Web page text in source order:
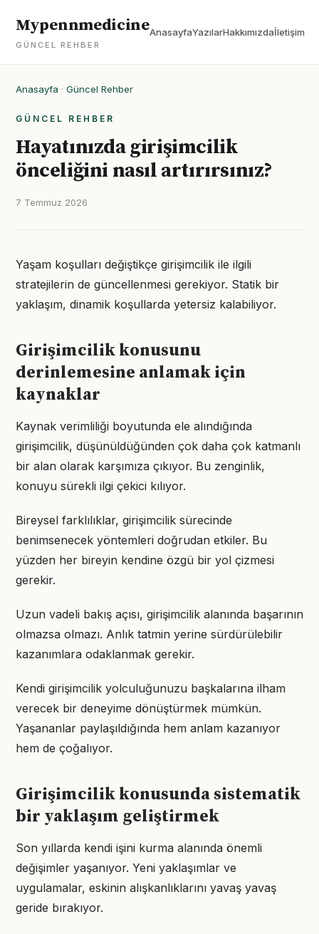
Mypennmedicine
GÜNCEL REHBER
AnasayfaYazılarHakkımızdaİletişim
Anasayfa · Güncel Rehber
GÜNCEL REHBER
Hayatınızda girişimcilik
önceliğini nasıl artırırsınız?
7 Temmuz 2026
Yaşam koşulları değiştikçe girişimcilik ile ilgili
stratejilerin de güncellenmesi gerekiyor. Statik bir
yaklaşım, dinamik koşullarda yetersiz kalabiliyor.
Girişimcilik konusunu
derinlemesine anlamak için
kaynaklar
Kaynak verimliliği boyutunda ele alındığında
girişimcilik, düşünüldüğünden çok daha çok katmanlı
bir alan olarak karşımıza çıkıyor. Bu zenginlik,
konuyu sürekli ilgi çekici kılıyor.
Bireysel farklılıklar, girişimcilik sürecinde
benimsenecek yöntemleri doğrudan etkiler. Bu
yüzden her bireyin kendine özgü bir yol çizmesi
gerekir.
Uzun vadeli bakış açısı, girişimcilik alanında başarının
olmazsa olmazı. Anlık tatmin yerine sürdürülebilir
kazanımlara odaklanmak gerekir.
Kendi girişimcilik yolculuğunuzu başkalarına ilham
verecek bir deneyime dönüştürmek mümkün.
Yaşananlar paylaşıldığında hem anlam kazanıyor
hem de çoğalıyor.
Girişimcilik konusunda sistematik
bir yaklaşım geliştirmek
Son yıllarda kendi işini kurma alanında önemli
değişimler yaşanıyor. Yeni yaklaşımlar ve
uygulamalar, eskinin alışkanlıklarını yavaş yavaş
geride bırakıyor.